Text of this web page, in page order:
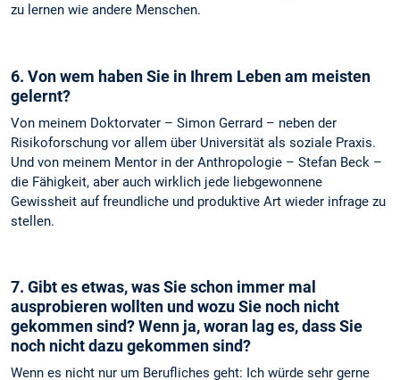
zu lernen wie andere Menschen.
6. Von wem haben Sie in Ihrem Leben am meisten
gelernt?
Von meinem Doktorvater – Simon Gerrard – neben der
Risikoforschung vor allem über Universität als soziale Praxis.
Und von meinem Mentor in der Anthropologie – Stefan Beck –
die Fähigkeit, aber auch wirklich jede liebgewonnene
Gewissheit auf freundliche und produktive Art wieder infrage zu
stellen.
7. Gibt es etwas, was Sie schon immer mal
ausprobieren wollten und wozu Sie noch nicht
gekommen sind? Wenn ja, woran lag es, dass Sie
noch nicht dazu gekommen sind?
Wenn es nicht nur um Berufliches geht: Ich würde sehr gerne